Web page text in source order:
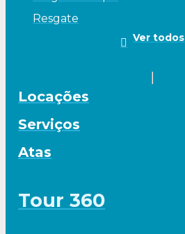
Resgate
Ver todos
Locações
Serviços
Atas
Tour 360